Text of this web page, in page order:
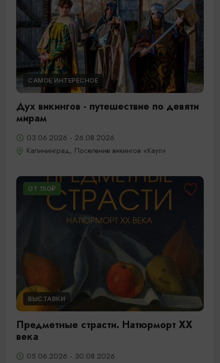
САМОЕ ИНТЕРЕСНОЕ
Дух викингов - путешествие по девяти
мирам
03.06.2026 - 26.08.2026
Калининград, Поселение викингов «Кауп»
ОТ 150₽
ВЫСТАВКИ
Предметные страсти. Натюрморт XX
века
05.06.2026 - 30.08.2026